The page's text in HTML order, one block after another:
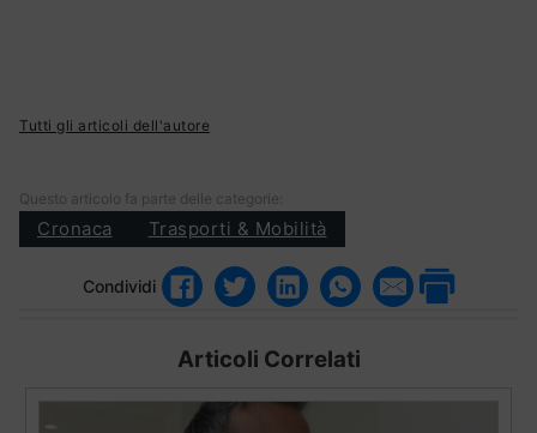
Tutti gli articoli dell'autore
Questo articolo fa parte delle categorie:
Cronaca Trasporti & Mobilità
Condividi
Articoli Correlati